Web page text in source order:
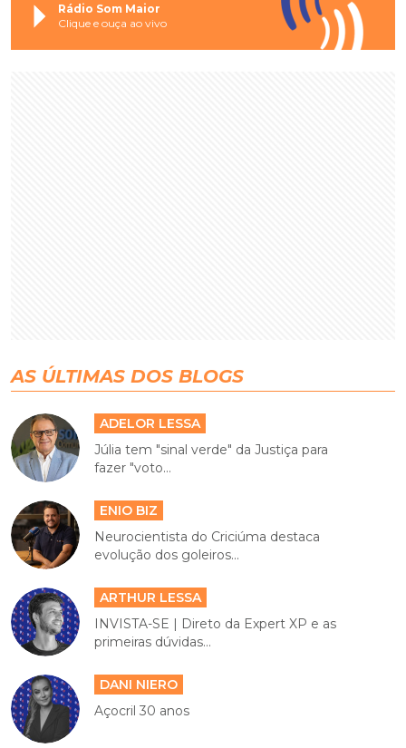
Rádio Som Maior
Clique e ouça ao vivo
AS ÚLTIMAS DOS BLOGS
ADELOR LESSA
Júlia tem "sinal verde" da Justiça para
fazer "voto...
ENIO BIZ
Neurocientista do Criciúma destaca
evolução dos goleiros...
ARTHUR LESSA
INVISTA-SE | Direto da Expert XP e as
primeiras dúvidas...
DANI NIERO
Açocril 30 anos